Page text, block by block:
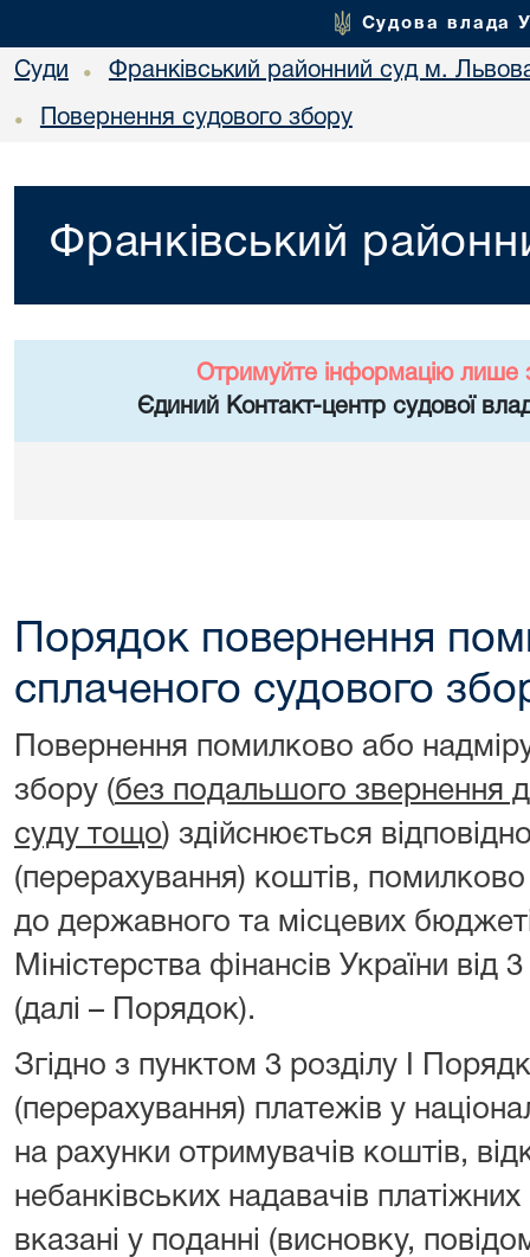
Судова влада
Суди • Франківський районний суд м.
• Повернення судового збору
Франківський
Отримуйте інформацію лише
Єдиний Контакт-центр судової
Порядок повернення
сплаченого судового
Повернення помилково або
збору (без подальшого звернення
суду тощо) здійснюється
(перерахування) коштів,
до державного та місцевих
Міністерства фінансів України
(далі – Порядок).
Згідно з пунктом 3 розділу I
(перерахування) платежів у
на рахунки отримувачів коштів,
небанківських надавачів
вказані у поданні (висновку,